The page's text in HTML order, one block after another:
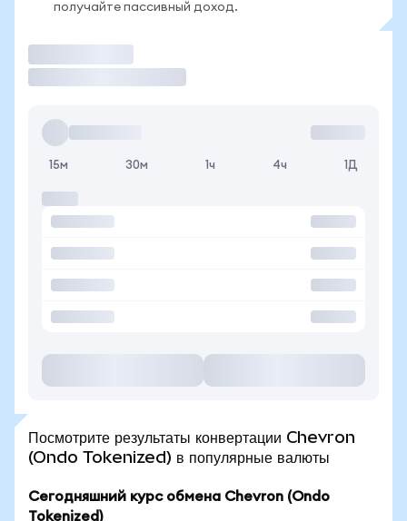
получайте пассивный доход.
15м 30м 1ч 4ч 1Д
Посмотрите результаты конвертации Chevron
(Ondo Tokenized) в популярные валюты
Сегодняшний курс обмена Chevron (Ondo
Tokenized)